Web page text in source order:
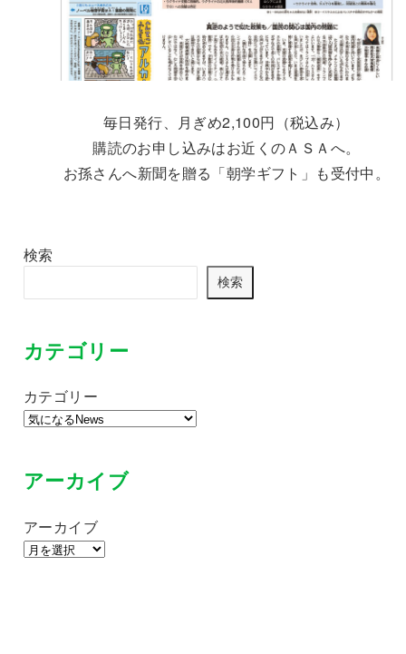
毎日発行、月ぎめ2,100円（税込み）
購読のお申し込みはお近くのＡＳＡへ。
お孫さんへ新聞を贈る「朝学ギフト」も受付中。
検索
検索
カテゴリー
カテゴリー
アーカイブ
アーカイブ